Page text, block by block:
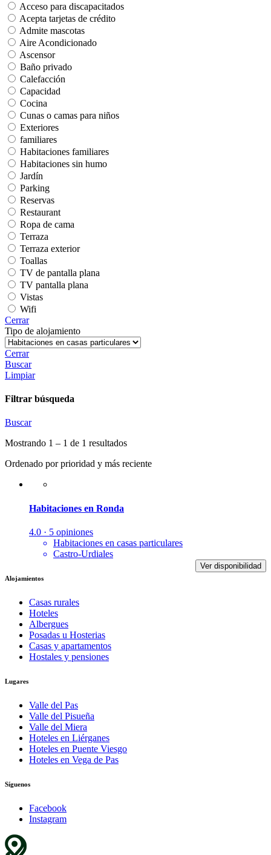
Acceso para discapacitados
Acepta tarjetas de crédito
Admite mascotas
Aire Acondicionado
Ascensor
Baño privado
Calefacción
Capacidad
Cocina
Cunas o camas para niños
Exteriores
familiares
Habitaciones familiares
Habitaciones sin humo
Jardín
Parking
Reservas
Restaurant
Ropa de cama
Terraza
Terraza exterior
Toallas
TV de pantalla plana
TV pantalla plana
Vistas
Wifi
Cerrar
Tipo de alojamiento
Cerrar
Buscar
Limpiar
Filtrar búsqueda
Buscar
Mostrando 1 – 1 de 1 resultados
Ordenado por prioridad y más reciente
Habitaciones en Ronda
4.0 · 5 opiniones
Habitaciones en casas particulares
Castro-Urdiales
Ver disponibilidad
Alojamientos
Casas rurales
Hoteles
Albergues
Posadas u Hosterias
Casas y apartamentos
Hostales y pensiones
Lugares
Valle del Pas
Valle del Pisueña
Valle del Miera
Hoteles en Liérganes
Hoteles en Puente Viesgo
Hoteles en Vega de Pas
Síguenos
Facebook
Instagram